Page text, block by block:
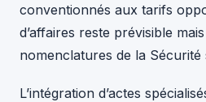
conventionnés aux tarifs
d’affaires reste prévisible
nomenclatures de la Sécurité
L’intégration d’actes